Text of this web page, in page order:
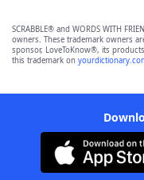
SCRABBLE® and WORDS WITH
owners. These trademark owners
sponsor, LoveToKnow®, its
this trademark on